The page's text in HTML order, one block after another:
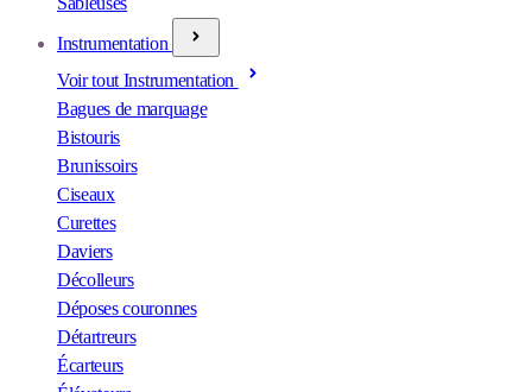
Instrumentation
Voir tout Instrumentation
Bagues de marquage
Bistouris
Brunissoirs
Ciseaux
Curettes
Daviers
Décolleurs
Déposes couronnes
Détartreurs
Écarteurs